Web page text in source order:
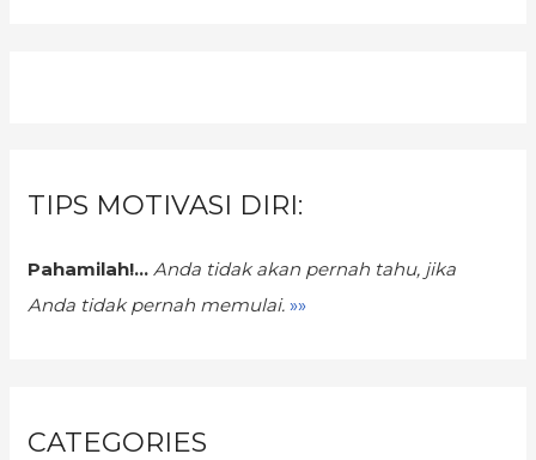
TIPS MOTIVASI DIRI:
Pahamilah!... Anda tidak akan pernah tahu, jika
Anda tidak pernah memulai. »»
CATEGORIES